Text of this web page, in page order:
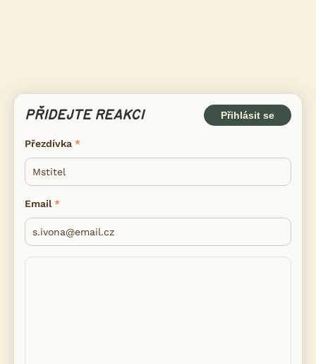
PŘIDEJTE REAKCI Přihlásit se
Přezdívka
Email